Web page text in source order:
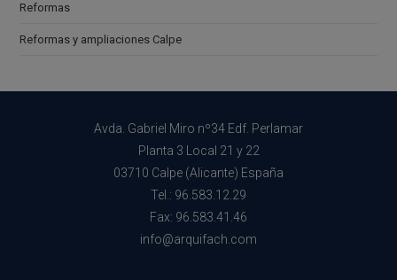
Reformas
Reformas y ampliaciones Calpe
Avda. Gabriel Miro nº34 Edf. Perlamar
Planta 3 Local 21 y 22
03710 Calpe (Alicante) España
Tel.: 96.583.12.29
Fax: 96.583.41.46
info@arquifach.com